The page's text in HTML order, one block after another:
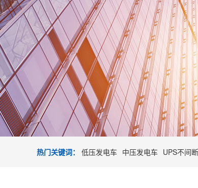
热门关键词： 低压发电车 中压发电车 UPS不间